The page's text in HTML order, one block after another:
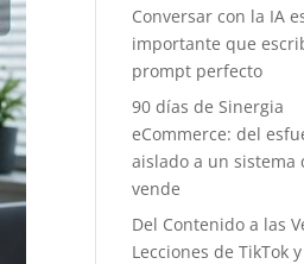
Conversar con la IA
importante que
prompt perfecto
90 días de Sinergia
eCommerce: del
aislado a un sistema
vende
Del Contenido a las
Lecciones de TikTok